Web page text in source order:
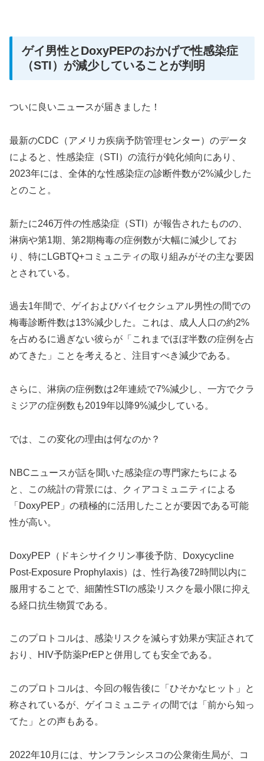
ゲイ男性とDoxyPEPのおかげで性感染症
（STI）が減少していることが判明
ついに良いニュースが届きました！
最新のCDC（アメリカ疾病予防管理センター）のデータ
によると、性感染症（STI）の流行が鈍化傾向にあり、
2023年には、全体的な性感染症の診断件数が2%減少した
とのこと。
新たに246万件の性感染症（STI）が報告されたものの、
淋病や第1期、第2期梅毒の症例数が大幅に減少してお
り、特にLGBTQ+コミュニティの取り組みがその主な要因
とされている。
過去1年間で、ゲイおよびバイセクシュアル男性の間での
梅毒診断件数は13%減少した。これは、成人人口の約2%
を占めるに過ぎない彼らが「これまでほぼ半数の症例を占
めてきた」ことを考えると、注目すべき減少である。
さらに、淋病の症例数は2年連続で7%減少し、一方でクラ
ミジアの症例数も2019年以降9%減少している。
では、この変化の理由は何なのか？
NBCニュースが話を聞いた感染症の専門家たちによる
と、この統計の背景には、クィアコミュニティによる
「DoxyPEP」の積極的に活用したことが要因である可能
性が高い。
DoxyPEP（ドキシサイクリン事後予防、Doxycycline
Post-Exposure Prophylaxis）は、性行為後72時間以内に
服用することで、細菌性STIの感染リスクを最小限に抑え
る経口抗生物質である。
このプロトコルは、感染リスクを減らす効果が実証されて
おり、HIV予防薬PrEPと併用しても安全である。
このプロトコルは、今回の報告後に「ひそかなヒット」と
称されているが、ゲイコミュニティの間では「前から知っ
てた」との声もある。
2022年10月には、サンフランシスコの公衆衛生局が、コ